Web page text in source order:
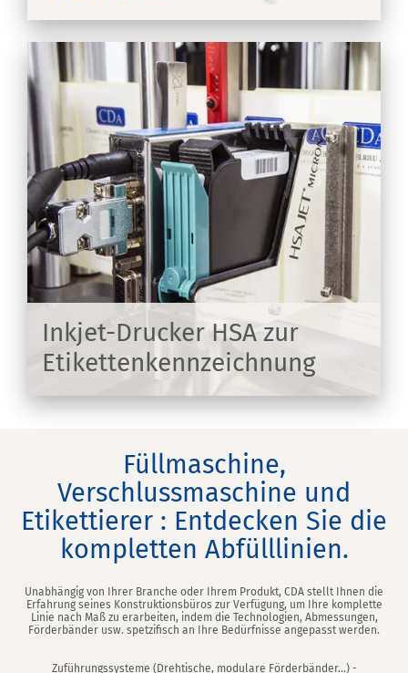
Inkjet-Drucker HSA zur
Etikettenkennzeichnung
Füllmaschine,
Verschlussmaschine und
Etikettierer : Entdecken Sie die
kompletten Abfülllinien.
Unabhängig von Ihrer Branche oder Ihrem Produkt, CDA stellt Ihnen die
Erfahrung seines Konstruktionsbüros zur Verfügung, um Ihre komplette
Linie nach Maß zu erarbeiten, indem die Technologien, Abmessungen,
Förderbänder usw. spetzifisch an Ihre Bedürfnisse angepasst werden.
Zuführungssysteme (Drehtische, modulare Förderbänder...) -